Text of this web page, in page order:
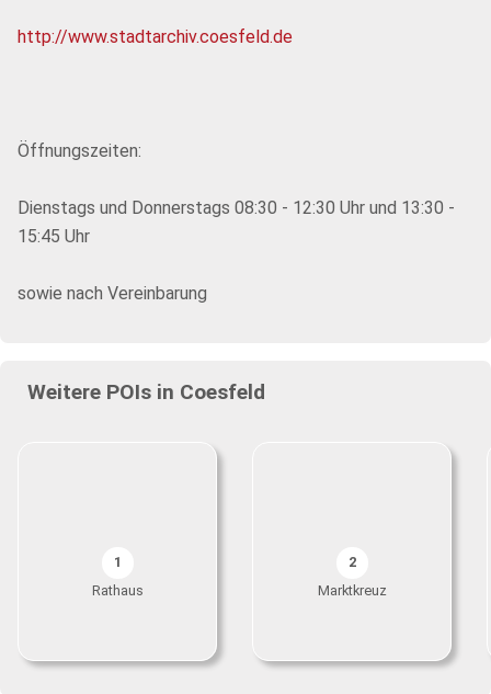
http://www.stadtarchiv.coesfeld.de
Öffnungszeiten:
Dienstags und Donnerstags 08:30 - 12:30 Uhr und 13:30 -
15:45 Uhr
sowie nach Vereinbarung
Weitere POIs in Coesfeld
1
Rathaus
2
Marktkreuz